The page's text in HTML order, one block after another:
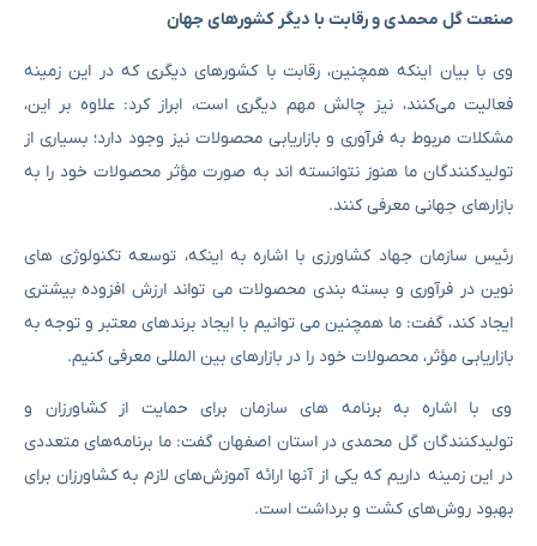
صنعت گل محمدی و رقابت با دیگر کشورهای جهان
وی با بیان اینکه همچنین، رقابت با کشورهای دیگری که در این زمینه
فعالیت می‌کنند، نیز چالش مهم دیگری است، ابراز کرد: علاوه بر این،
مشکلات مربوط به فرآوری و بازاریابی محصولات نیز وجود دارد؛ بسیاری از
تولیدکنندگان ما هنوز نتوانسته ‌اند به صورت مؤثر محصولات خود را به
بازارهای جهانی معرفی کنند.
رئیس سازمان جهاد کشاورزی با اشاره به اینکه، توسعه تکنولوژی ‌های
نوین در فرآوری و بسته‌ بندی محصولات می ‌تواند ارزش افزوده بیشتری
ایجاد کند، گفت: ما همچنین می ‌توانیم با ایجاد برندهای معتبر و توجه به
بازاریابی مؤثر، محصولات خود را در بازارهای بین‌ المللی معرفی کنیم.
وی با اشاره به برنامه‌ های سازمان برای حمایت از کشاورزان و
تولیدکنندگان گل محمدی در استان اصفهان گفت: ما برنامه‌های متعددی
در این زمینه داریم که یکی از آنها ارائه آموزش‌های لازم به کشاورزان برای
بهبود روش‌های کشت و برداشت است.